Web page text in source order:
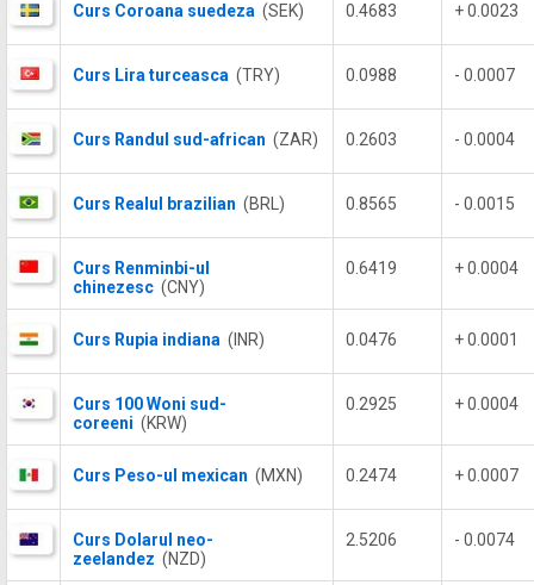
Curs Coroana suedeza (SEK) 0.4683 + 0.0023
Curs Lira turceasca (TRY) 0.0988 - 0.0007
Curs Randul sud-african (ZAR) 0.2603 - 0.0004
Curs Realul brazilian (BRL) 0.8565 - 0.0015
Curs Renminbi-ul
chinezesc (CNY)
0.6419 + 0.0004
Curs Rupia indiana (INR) 0.0476 + 0.0001
Curs 100 Woni sud-
coreeni (KRW)
0.2925 + 0.0004
Curs Peso-ul mexican (MXN) 0.2474 + 0.0007
Curs Dolarul neo-
zeelandez (NZD)
2.5206 - 0.0074